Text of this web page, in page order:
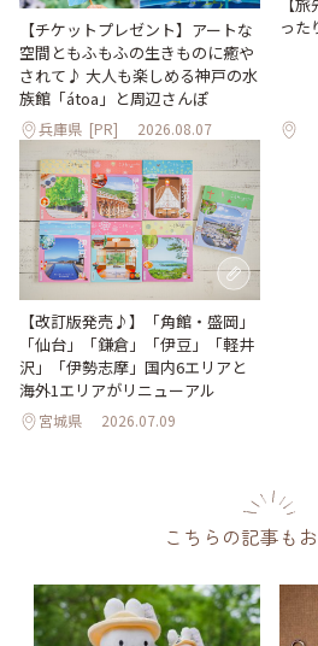
【チケットプレゼント】アートな
空間ともふもふの生きものに癒や
されて♪ 大人も楽しめる神戸の水
族館「átoa」と周辺さんぽ
兵庫県 [PR] 2026.08.07
った
【改訂版発売♪】「角館・盛岡」
「仙台」「鎌倉」「伊豆」「軽井
沢」「伊勢志摩」国内6エリアと
海外1エリアがリニューアル
宮城県 2026.07.09
こちらの記事も